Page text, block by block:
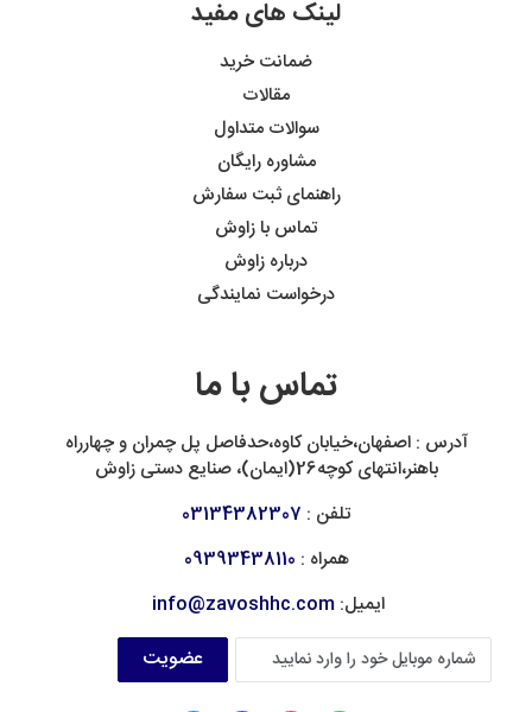
لینک های مفید
ضمانت خرید
مقالات
سوالات متداول
مشاوره رایگان
راهنمای ثبت سفارش
تماس با زاوش
درباره زاوش
درخواست نمایندگی
تماس با ما
آدرس : اصفهان،خیابان کاوه،حدفاصل پل چمران و چهارراه
باهنر،انتهای کوچه26(ایمان)، صنایع دستی زاوش
تلفن : 03134382307
همراه : 09393438110
ایمیل: info@zavoshhc.com
عضویت